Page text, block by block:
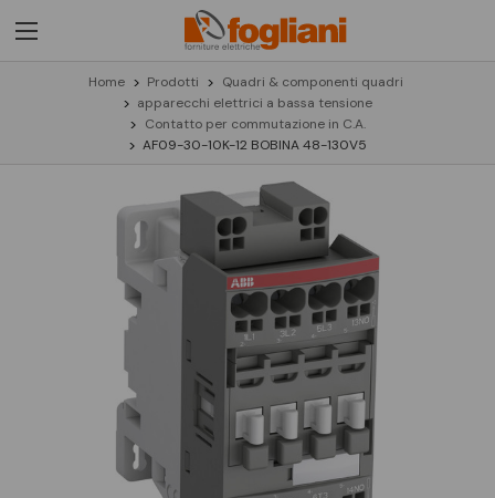
Home Prodotti
Quadri & componenti quadri
apparecchi elettrici a bassa tensione
Contatto per commutazione in C.A.
AF09-30-10K-12 BOBINA 48-130V5